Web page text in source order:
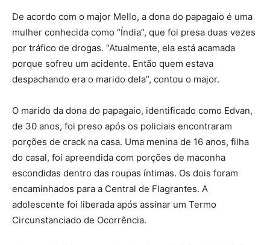
De acordo com o major Mello, a dona do papagaio é uma
mulher conhecida como “Índia”, que foi presa duas vezes
por tráfico de drogas. “Atualmente, ela está acamada
porque sofreu um acidente. Então quem estava
despachando era o marido dela”, contou o major.
O marido da dona do papagaio, identificado como Edvan,
de 30 anos, foi preso após os policiais encontraram
porções de crack na casa. Uma menina de 16 anos, filha
do casal, foi apreendida com porções de maconha
escondidas dentro das roupas íntimas. Os dois foram
encaminhados para a Central de Flagrantes. A
adolescente foi liberada após assinar um Termo
Circunstanciado de Ocorrência.